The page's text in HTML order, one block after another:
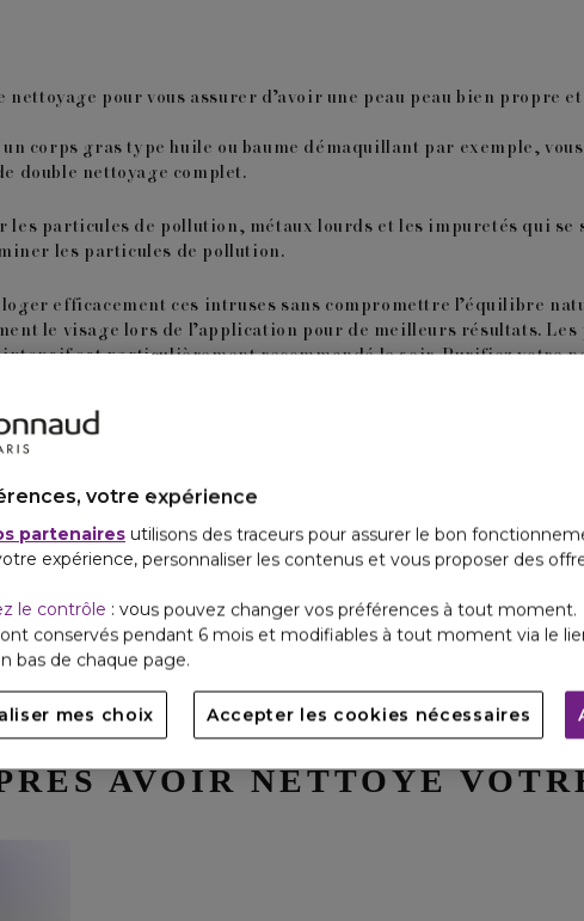
nettoyage pour vous assurer d’avoir une peau peau bien
corps gras type huile ou baume démaquillant par exemple,
double nettoyage complet.
particules de pollution, métaux lourds et les impuretés qui se
les particules de pollution.
efficacement ces intruses sans compromettre l’équilibre
le visage lors de l’application pour de meilleurs résultats.
intensifest particulièrement recommandé le soir. Purifiez votre
de bambou, la peau est nettoyée et exfoliée. Les résidus
peut offrir une bouffée d’air frais à votre peau,
dont très efficaces pour purifier la peau et réduire les effets
d’un hydratant adaptés, formant ainsi une barrière protectrice
défense solide contre les effets néfastes de la pollution, tout
AVOIR NETTOYÉ
votre expérience
partenaires utilisons des traceurs pour assurer le bon
expérience, personnaliser les contenus et vous proposer des
le contrôle : vous pouvez changer vos préférences à tout moment.
conservés pendant 6 mois et modifiables à tout moment via le
bas de chaque page.
mes choix Accepter les cookies nécessaires